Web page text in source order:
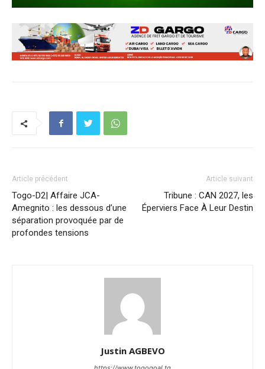
Article précédent
Togo-D2| Affaire JCA-
Amegnito : les dessous d’une
séparation provoquée par de
profondes tensions
Article suivant
Tribune : CAN 2027, les
Éperviers Face À Leur Destin
Justin AGBEVO